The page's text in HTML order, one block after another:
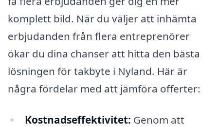
komplett bild. När du väljer att inhämta
erbjudanden från flera entreprenörer
ökar du dina chanser att hitta den bästa
lösningen för takbyte i Nyland. Här är
några fördelar med att jämföra offerter:
Kostnadseffektivitet: Genom att